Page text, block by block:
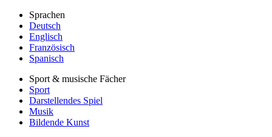
Sprachen
Deutsch
Englisch
Französisch
Spanisch
Sport & musische Fächer
Sport
Darstellendes Spiel
Musik
Bildende Kunst